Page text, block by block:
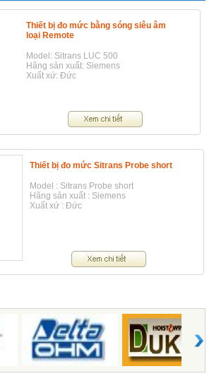
Thiết bị đo mức bằng sóng siêu âm
loại Remote
Model: Sitrans LUC 500
Hãng sản xuất: Siemens
Xuất xứ: Đức
Thiết bị đo mức Sitrans Probe short
Model : Sitrans Probe short
Hãng sản xuất : Siemens
Xuất xứ : Đức